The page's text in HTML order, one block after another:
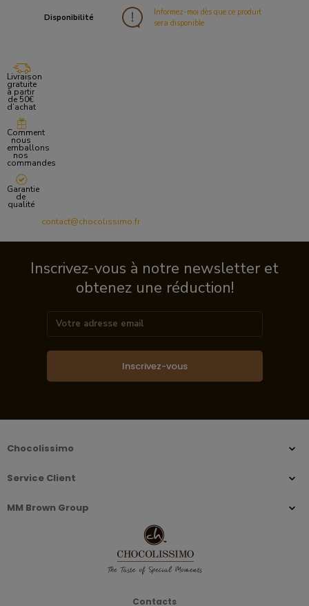
Disponibilité
Informez-moi dès que ce produit
sera disponible.
Livraison
gratuite
à partir
de 50€
d’achat
Comment
nous
emballons
nos
commandes
Garantie
de
qualité
contact@chocolissimo.fr
Inscrivez-vous à notre newsletter et
obtenez une réduction!
Inscrivez-vous
Chocolissimo
Service Client
MM Brown Group
Contacts